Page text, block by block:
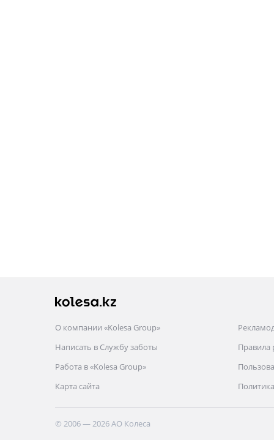
О компании «Kolesa Group»
Написать в Службу заботы
Работа в «Kolesa Group»
Карта сайта
Правила
© 2006 — 2026 АО Колеса